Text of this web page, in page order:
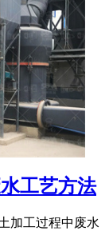
工艺方法
加工过程中废水